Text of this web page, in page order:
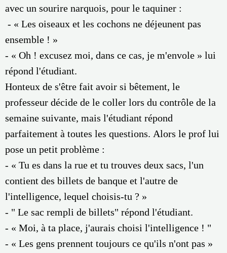
avec un sourire narquois, pour le taquiner :
- « Les oiseaux et les cochons ne déjeunent pas
ensemble ! »
- « Oh ! excusez moi, dans ce cas, je m'envole » lui
répond l'étudiant.
Honteux de s'être fait avoir si bêtement, le
professeur décide de le coller lors du contrôle de la
semaine suivante, mais l'étudiant répond
parfaitement à toutes les questions. Alors le prof lui
pose un petit problème :
- « Tu es dans la rue et tu trouves deux sacs, l'un
contient des billets de banque et l'autre de
l'intelligence, lequel choisis-tu ? »
- " Le sac rempli de billets" répond l'étudiant.
- « Moi, à ta place, j'aurais choisi l'intelligence ! "
- « Les gens prennent toujours ce qu'ils n'ont pas »